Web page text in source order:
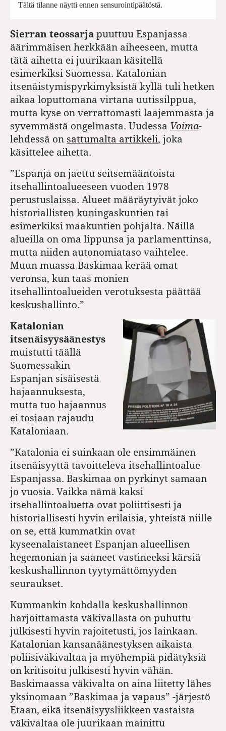
Tältä tilanne näytti ennen sensurointipäätöstä.
Sierran teossarja puuttuu Espanjassa
äärimmäisen herkkään aiheeseen, mutta
tätä aihetta ei juurikaan käsitellä
esimerkiksi Suomessa. Katalonian
itsenäistymispyrkimyksistä kyllä tuli hetken
aikaa loputtomana virtana uutissilppua,
mutta kyse on verrattomasti laajemmasta ja
syvemmästä ongelmasta. Uudessa Voima-
lehdessä on sattumalta artikkeli, joka
käsittelee aihetta.
”Espanja on jaettu seitsemääntoista
itsehallintoalueeseen vuoden 1978
perustuslaissa. Alueet määräytyivät joko
historiallisten kuningaskuntien tai
esimerkiksi maakuntien pohjalta. Näillä
alueilla on oma lippunsa ja parlamenttinsa,
mutta niiden autonomiataso vaihtelee.
Muun muassa Baskimaa kerää omat
veronsa, kun taas monien
itsehallintoalueiden verotuksesta päättää
keskushallinto.”
Katalonian
itsenäisyysäänestys
muistutti täällä
Suomessakin
Espanjan sisäisestä
hajaannuksesta,
mutta tuo hajaannus
ei tosiaan rajaudu
Kataloniaan.
”Katalonia ei suinkaan ole ensimmäinen
itsenäisyyttä tavoitteleva itsehallintoalue
Espanjassa. Baskimaa on pyrkinyt samaan
jo vuosia. Vaikka nämä kaksi
itsehallintoaluetta ovat poliittisesti ja
historiallisesti hyvin erilaisia, yhteistä niille
on se, että kummatkin ovat
kyseenalaistaneet Espanjan alueellisen
hegemonian ja saaneet vastineeksi kärsiä
keskushallinnon tyytymättömyyden
seuraukset.
Kummankin kohdalla keskushallinnon
harjoittamasta väkivallasta on puhuttu
julkisesti hyvin rajoitetusti, jos lainkaan.
Katalonian kansanäänestyksen aikaista
poliisiväkivaltaa ja myöhempiä pidätyksiä
on kritisoitu julkisesti hyvin vähän.
Baskimaassa väkivalta on aina liitetty lähes
yksinomaan ”Baskimaa ja vapaus” -järjestö
Etaan, eikä itsenäisyysliikkeen vastaista
väkivaltaa ole juurikaan mainittu